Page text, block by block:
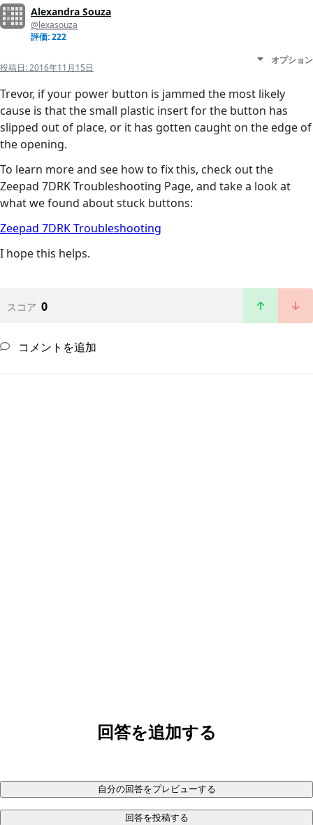
Alexandra Souza
@lexasouza
評価: 222
投稿日:2016年11月15日
オプション
Trevor, if your power button is jammed the most likely
cause is that the small plastic insert for the button has
slipped out of place, or it has gotten caught on the edge of
the opening.
To learn more and see how to fix this, check out the
Zeepad 7DRK Troubleshooting Page, and take a look at
what we found about stuck buttons:
Zeepad 7DRK Troubleshooting
I hope this helps.
スコア 0
コメントを追加
回答を追加する
自分の回答をプレビューする
回答を投稿する